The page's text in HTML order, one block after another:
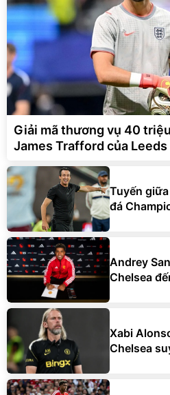
Giải mã thương vụ 40
James Trafford của Leeds
Tuyến
đá
Andrey
Chelsea
Xabi
Chelsea